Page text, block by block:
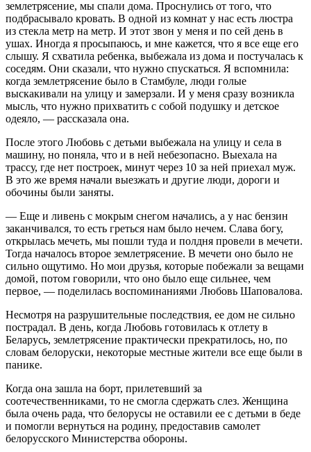
землетрясение, мы спали дома. Проснулись от того, что
подбрасывало кровать. В одной из комнат у нас есть люстра
из стекла метр на метр. И этот звон у меня и по сей день в
ушах. Иногда я просыпаюсь, и мне кажется, что я все еще его
слышу. Я схватила ребенка, выбежала из дома и постучалась к
соседям. Они сказали, что нужно спускаться. Я вспомнила:
когда землетрясение было в Стамбуле, люди голые
выскакивали на улицу и замерзали. И у меня сразу возникла
мысль, что нужно прихватить с собой подушку и детское
одеяло, — рассказала она.
После этого Любовь с детьми выбежала на улицу и села в
машину, но поняла, что и в ней небезопасно. Выехала на
трассу, где нет построек, минут через 10 за ней приехал муж.
В это же время начали выезжать и другие люди, дороги и
обочины были заняты.
— Еще и ливень с мокрым снегом начались, а у нас бензин
заканчивался, то есть греться нам было нечем. Слава богу,
открылась мечеть, мы пошли туда и полдня провели в мечети.
Тогда началось второе землетрясение. В мечети оно было не
сильно ощутимо. Но мои друзья, которые побежали за вещами
домой, потом говорили, что оно было еще сильнее, чем
первое, — поделилась воспоминаниями Любовь Шаповалова.
Несмотря на разрушительные последствия, ее дом не сильно
пострадал. В день, когда Любовь готовилась к отлету в
Беларусь, землетрясение практически прекратилось, но, по
словам белоруски, некоторые местные жители все еще были в
панике.
Когда она зашла на борт, прилетевший за
соотечественниками, то не смогла сдержать слез. Женщина
была очень рада, что белорусы не оставили ее с детьми в беде
и помогли вернуться на родину, предоставив самолет
белорусского Министерства обороны.